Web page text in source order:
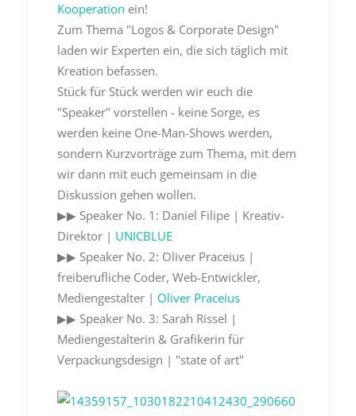
Kooperation ein!
Zum Thema "Logos & Corporate Design"
laden wir Experten ein, die sich täglich mit
Kreation befassen.
Stück für Stück werden wir euch die
"Speaker" vorstellen - keine Sorge, es
werden keine One-Man-Shows werden,
sondern Kurzvorträge zum Thema, mit dem
wir dann mit euch gemeinsam in die
Diskussion gehen wollen.
▶︎▶︎ Speaker No. 1: Daniel Filipe | Kreativ-
Direktor | UNICBLUE
▶︎▶︎ Speaker No. 2: Oliver Praceius |
freiberufliche Coder, Web-Entwickler,
Mediengestalter | Oliver Praceius
▶︎▶︎ Speaker No. 3: Sarah Rissel |
Mediengestalterin & Grafikerin für
Verpackungsdesign | "state of art"